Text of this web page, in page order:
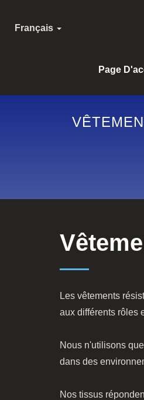
Page
Français
Les vêtements
aux différents rôles
Nous n'utilisons
dans des
Nos tissus